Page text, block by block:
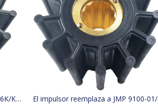
El impulsor reemplaza a JMP 9136K/KASHIYAMA SP-600 CON KINKI BK-0314